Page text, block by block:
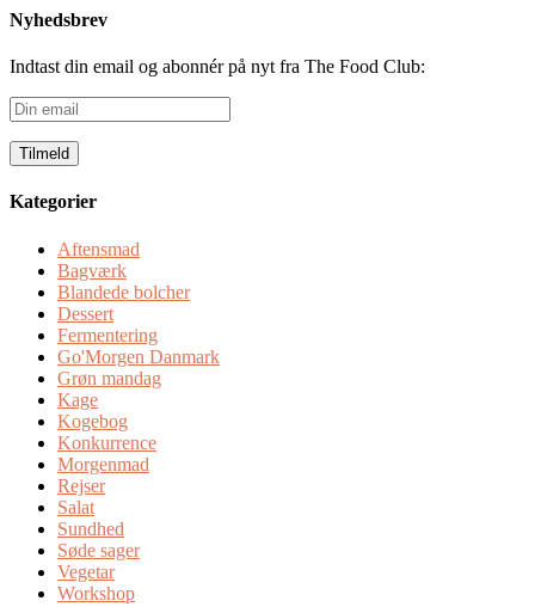
Nyhedsbrev
Indtast din email og abonnér på nyt fra The Food Club:
Din
email
Kategorier
Aftensmad
Bagværk
Blandede bolcher
Dessert
Fermentering
Go'Morgen Danmark
Grøn mandag
Kage
Kogebog
Konkurrence
Morgenmad
Rejser
Salat
Sundhed
Søde sager
Vegetar
Workshop